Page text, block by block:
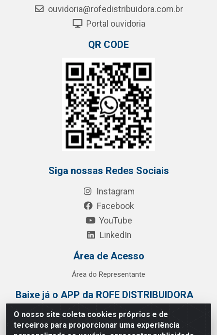
O nosso site coleta cookies próprios e de
terceiros para proporcionar uma experiência
ouvidoria@rofedistribuidora.com.br
Portal ouvidoria
QR CODE
Siga nossas Redes Sociais
Instagram
Facebook
YouTube
LinkedIn
Área de Acesso
Área do Representante
Baixe já o APP da ROFE DISTRIBUIDORA